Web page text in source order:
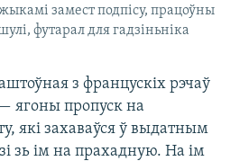
замест подпісу, працоўны
футарал для гадзіньніка
з францускіх рэчаў
ягоны пропуск на
які захаваўся ў выдатным
зь ім на прахадную. На ім